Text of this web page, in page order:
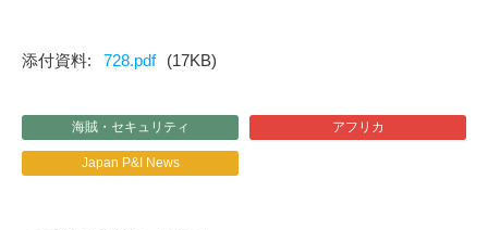
728.pdf (17KB)
海賊・セキュリティ アフリカ
Japan P&I News